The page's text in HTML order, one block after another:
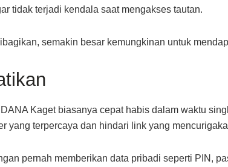
tidak terjadi kendala saat mengakses tautan.
semakin besar kemungkinan untuk
Kaget biasanya cepat habis dalam waktu
yang terpercaya dan hindari link yang
pernah memberikan data pribadi seperti PIN,